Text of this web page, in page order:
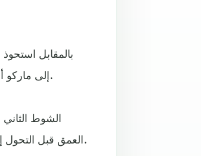
بالمقابل
إلى ماركو أسينسيو الذي صوب من زاوية صعبة وهز الشباك الخارجية لمرمى ياسين بونو.
الشوط
العمق قبل التحول إلى اللعب على الأطراف مع دخول موراتا الذي يُجيد الارتقاء والتسديد بالرأس.